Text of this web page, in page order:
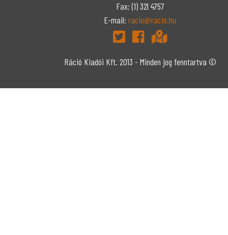
Fax: (1) 321 4757
E-mail: racio@racio.hu
Ráció Kiadói Kft. 2013 - Minden jog fenntartva ©